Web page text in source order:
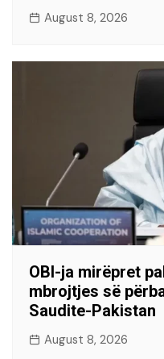
August 8, 2026
OBI-ja mirëpret
mbrojtjes së
Saudite-Pakistan
August 8, 2026